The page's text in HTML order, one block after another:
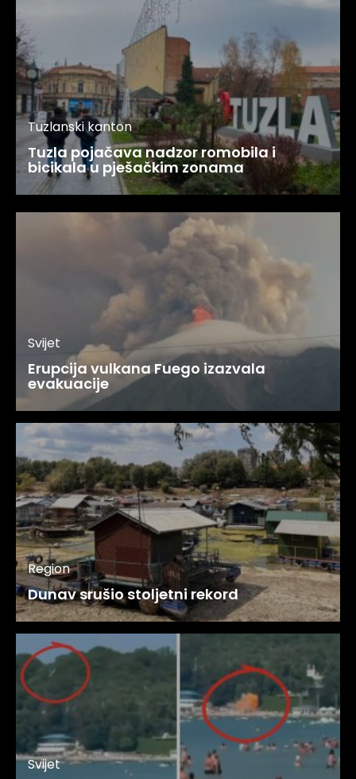
Tuzlanski kanton
Tuzla pojačava nadzor romobila i
bicikala u pješačkim zonama
Svijet
Erupcija vulkana Fuego izazvala
evakuacije
Region
Dunav srušio stoljetni rekord
Svijet